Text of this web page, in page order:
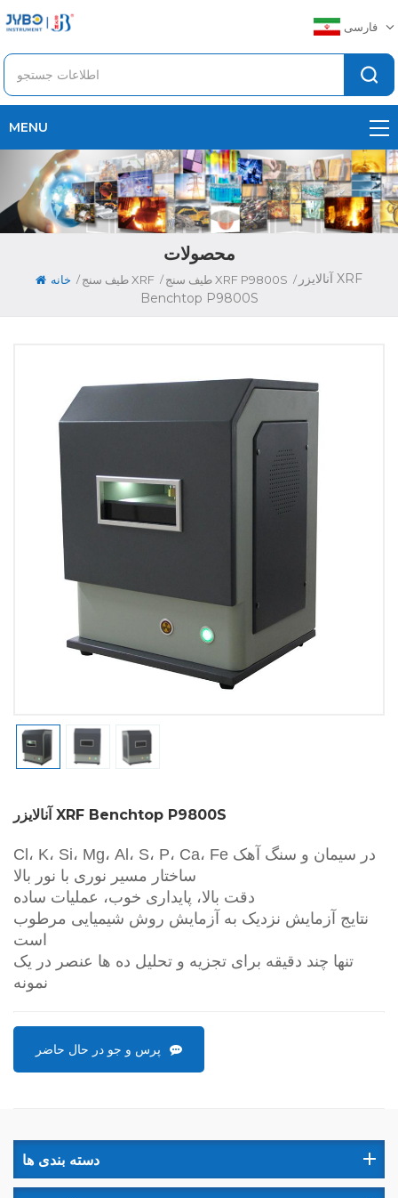
فارسی
MENU
محصولات
خانه / طیف سنج XRF / طیف سنج XRF P9800S / آنالایزر XRF
Benchtop P9800S
آنالایزر XRF Benchtop P9800S
Cl، K، Si، Mg، Al، S، P، Ca، Fe در سیمان و سنگ آهک
ساختار مسیر نوری با نور بالا
دقت بالا، پایداری خوب، عملیات ساده
نتایج آزمایش نزدیک به آزمایش روش شیمیایی مرطوب
است
تنها چند دقیقه برای تجزیه و تحلیل ده ها عنصر در یک
نمونه
پرس و جو در حال حاضر
دسته بندی ها